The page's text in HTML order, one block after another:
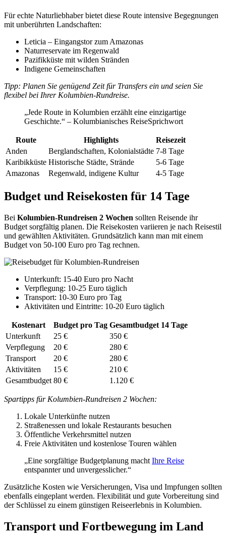
Für echte Naturliebhaber bietet diese Route intensive Begegnungen
mit unberührten Landschaften:
Leticia – Eingangstor zum Amazonas
Naturreservate im Regenwald
Pazifikküste mit wilden Stränden
Indigene Gemeinschaften
Tipp: Planen Sie genügend Zeit für Transfers ein und seien Sie
flexibel bei Ihrer Kolumbien-Rundreise.
„Jede Route in Kolumbien erzählt eine einzigartige
Geschichte.“ – Kolumbianisches ReiseSprichwort
Route Highlights
Reisezeit
Anden
Berglandschaften, Kolonialstädte 7-8 Tage
Karibikküste Historische Städte, Strände
5-6 Tage
Amazonas
Regenwald, indigene Kultur 4-5 Tage
Budget und Reisekosten für 14 Tage
Bei Kolumbien-Rundreisen 2 Wochen sollten Reisende ihr
Budget sorgfältig planen. Die Reisekosten variieren je nach Reisestil
und gewählten Aktivitäten. Grundsätzlich kann man mit einem
Budget von 50-100 Euro pro Tag rechnen.
Unterkunft: 15-40 Euro pro Nacht
Verpflegung: 10-25 Euro täglich
Transport: 10-30 Euro pro Tag
Aktivitäten und Eintritte: 10-20 Euro täglich
Kostenart Budget pro Tag Gesamtbudget 14 Tage
Unterkunft
25 €
350 €
Verpflegung
20 €
280 €
Transport
20 €
280 €
Aktivitäten
15 €
210 €
Gesamtbudget 80 € 1.120 €
Spartipps für Kolumbien-Rundreisen 2 Wochen:
Lokale Unterkünfte nutzen
Straßenessen und lokale Restaurants besuchen
Öffentliche Verkehrsmittel nutzen
Freie Aktivitäten und kostenlose Touren wählen
„Eine sorgfältige Budgetplanung macht Ihre Reise
entspannter und unvergesslicher.“
Zusätzliche Kosten wie Versicherungen, Visa und Impfungen sollten
ebenfalls eingeplant werden. Flexibilität und gute Vorbereitung sind
der Schlüssel zu einem günstigen Reiseerlebnis in Kolumbien.
Transport und Fortbewegung im Land